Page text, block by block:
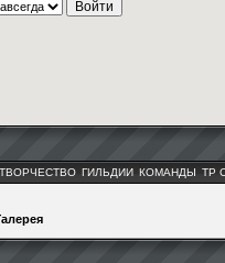
ТВОРЧЕСТВО ГИЛЬДИИ КОМАНДЫ ТР